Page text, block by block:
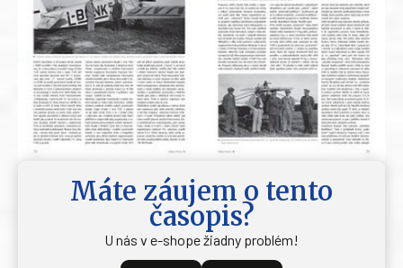
Máte záujem o tento
časopis?
U nás v e-shope žiadny problém!